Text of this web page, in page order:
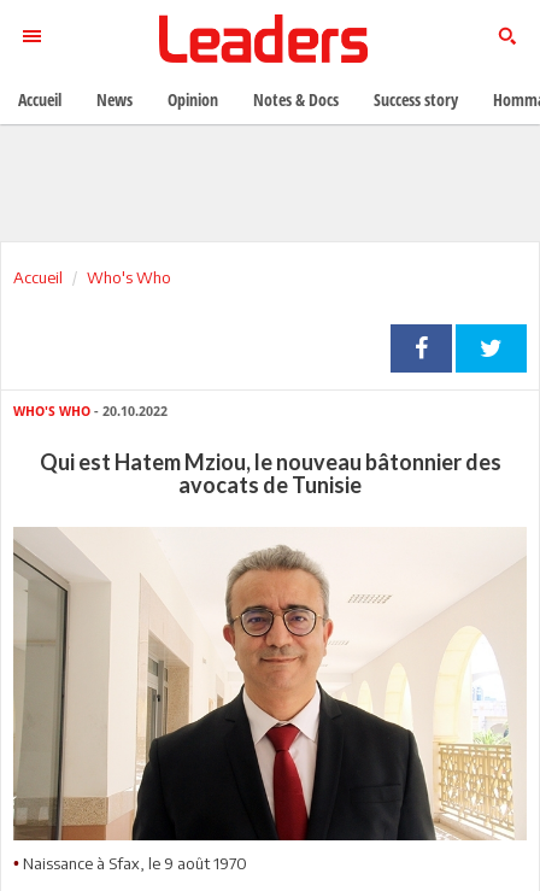
Accueil Who's Who
WHO'S WHO - 20.10.2022
Qui est Hatem Mziou, le nouveau bâtonnier des
avocats de Tunisie
• Naissance à Sfax, le 9 août 1970
Accueil News Opinion Notes & Docs Success story